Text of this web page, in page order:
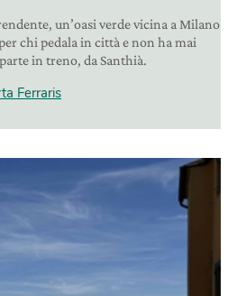
un’oasi verde vicina a Milano
chi pedala in città e non ha mai
in treno, da Santhià.
Ferraris